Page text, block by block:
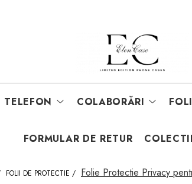
TELEFON COLABORĂRI
FORMULAR DE RETUR
FOLII DE PROTECTIE / Folie Protectie Privacy